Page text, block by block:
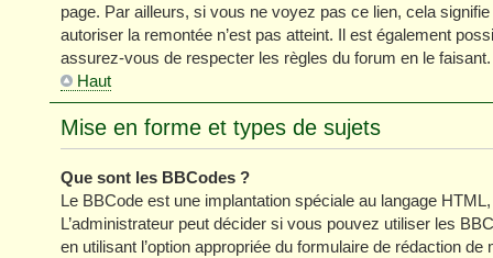
page. Par ailleurs, si vous ne voyez pas ce lien, cela
autoriser la remontée n’est pas atteint. Il est également
assurez-vous de respecter les règles du forum en le faisant.
Haut
Mise en forme et types de sujets
Que sont les BBCodes ?
Le BBCode est une implantation spéciale au langage
L’administrateur peut décider si vous pouvez utiliser les
en utilisant l’option appropriée du formulaire de rédaction